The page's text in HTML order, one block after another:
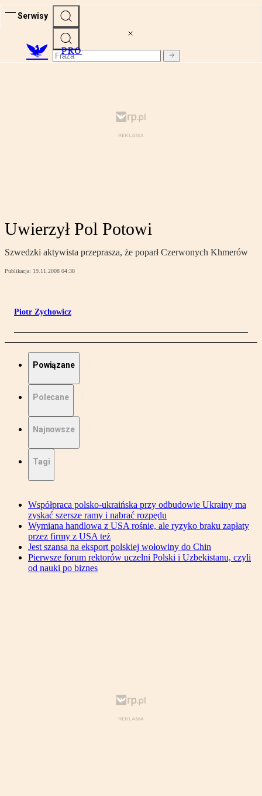
Serwisy
PRO
Uwierzył Pol Potowi
Szwedzki aktywista przeprasza, że poparł Czerwonych Khmerów
Publikacja: 19.11.2008 04:38
Piotr Zychowicz
Powiązane
Polecane
Najnowsze
Tagi
Współpraca polsko-ukraińska przy odbudowie Ukrainy ma
zyskać szersze ramy i nabrać rozpędu
Wymiana handlowa z USA rośnie, ale ryzyko braku zapłaty
przez firmy z USA też
Jest szansa na eksport polskiej wołowiny do Chin
Pierwsze forum rektorów uczelni Polski i Uzbekistanu, czyli
od nauki po biznes